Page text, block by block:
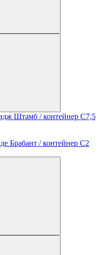
Штамб / контейнер C7,5